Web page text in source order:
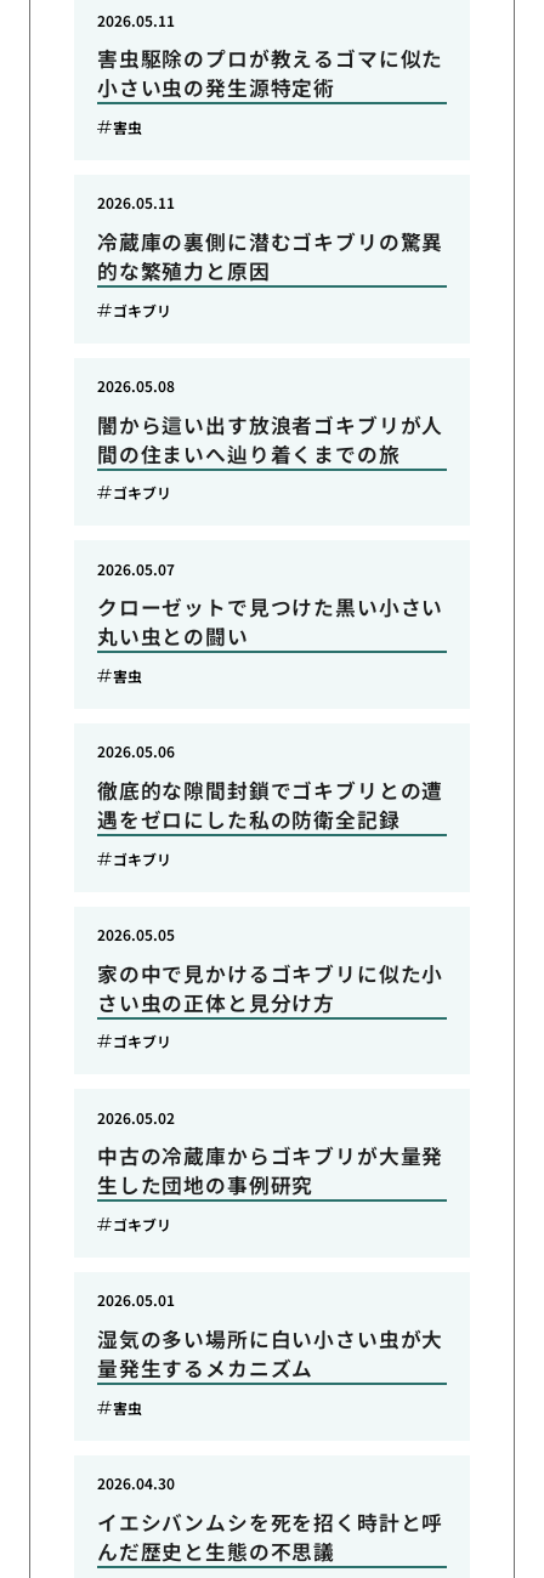
害虫駆除のプロが教えるゴマに似た
小さい虫の発生源特定術
2026.05.11
害虫
冷蔵庫の裏側に潜むゴキブリの驚異
的な繁殖力と原因
2026.05.11
ゴキブリ
闇から這い出す放浪者ゴキブリが人
間の住まいへ辿り着くまでの旅
2026.05.08
ゴキブリ
クローゼットで見つけた黒い小さい
丸い虫との闘い
2026.05.07
害虫
徹底的な隙間封鎖でゴキブリとの遭
遇をゼロにした私の防衛全記録
2026.05.06
ゴキブリ
家の中で見かけるゴキブリに似た小
さい虫の正体と見分け方
2026.05.05
ゴキブリ
中古の冷蔵庫からゴキブリが大量発
生した団地の事例研究
2026.05.02
ゴキブリ
湿気の多い場所に白い小さい虫が大
量発生するメカニズム
2026.05.01
害虫
イエシバンムシを死を招く時計と呼
んだ歴史と生態の不思議
2026.04.30